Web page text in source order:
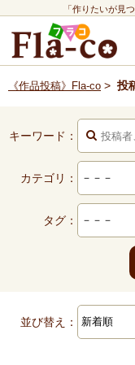
「作りたいが見
《作品投稿》Fla-co > 投
キーワード：
カテゴリ：
タグ：
並び替え：